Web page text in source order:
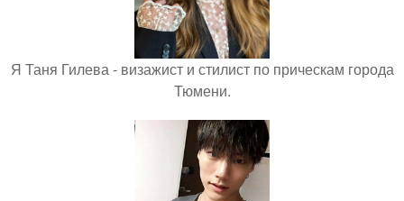
Я Таня Гилева - визажист и стилист по прическам города
Тюмени.